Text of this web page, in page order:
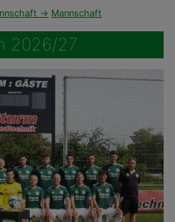
Mannschaft
2026/27